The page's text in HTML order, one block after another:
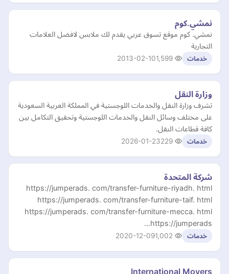
نمشي.كوم
نمشي. كوم موقع تسوق عربي يقدم لك ملابس لافضل العلامات
التجارية
خدمات 2013-02-10
وزارة النقل
تشرف وزارة النقل والخدمات اللوجستية في المملكة العربية السعودية
على مختلف وسائل النقل والخدمات اللوجستية وتحقيق التكامل بين
كافة قطاعات النقل.
خدمات 2026-01-23
شركة المتحدة
https://jumperads. com/transfer-furniture-riyadh. html
https://jumperads. com/transfer-furniture-taif. html
https://jumperads. com/transfer-furniture-mecca. html
https://jumperads…
خدمات 2020-12-09
International Movers